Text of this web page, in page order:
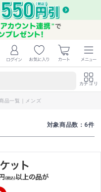
カテゴリ
品一覧｜メンズ
対象商品数： 6件